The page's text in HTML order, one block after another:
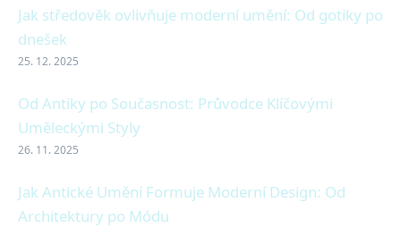
Jak středověk ovlivňuje moderní umění: Od gotiky po
dnešek
25. 12. 2025
Od Antiky po Současnost: Průvodce Klíčovými
Uměleckými Styly
26. 11. 2025
Jak Antické Umění Formuje Moderní Design: Od
Architektury po Módu